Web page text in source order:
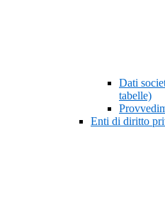
Dati
tabelle)
Enti di diritto